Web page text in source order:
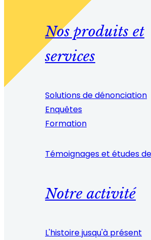
Nos produits et
services
Solutions de dénonciation
Enquêtes
Formation
Témoignages et études
Notre activité
L'histoire jusqu'à présent